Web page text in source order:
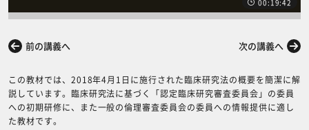
00:19:42
前の講義へ 次の講義へ
この教材では、2018年4月1日に施行された臨床研究法の概要を簡潔に解
説しています。臨床研究法に基づく「認定臨床研究審査委員会」の委員
への初期研修に、また一般の倫理審査委員会の委員への情報提供に適し
た教材です。